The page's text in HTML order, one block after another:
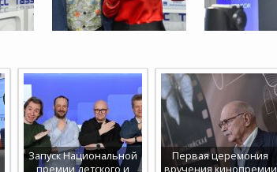
Запуск Национальной
премии детского и
Первая церемония
вручения кинопремии